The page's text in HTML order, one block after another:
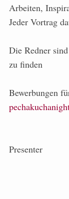
Arbeiten,
Jeder Vortrag
Die Redner
zu finden
Bewerbungen
Presenter